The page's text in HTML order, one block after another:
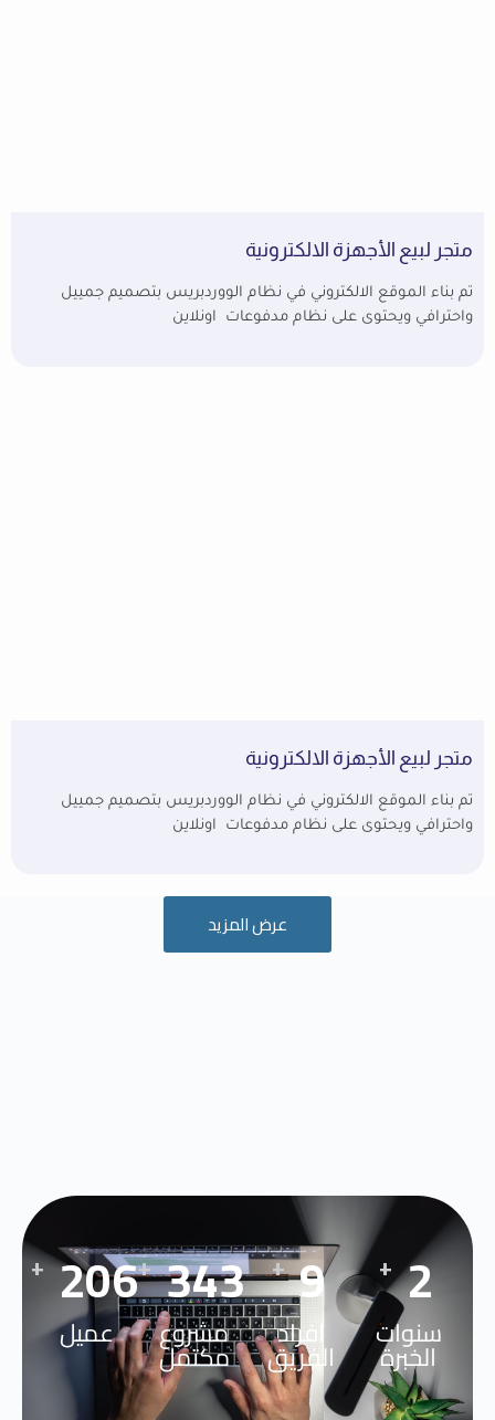
متجر لبيع الأجهزة الالكترونية
تم بناء الموقع الالكتروني في نظام الووردبريس بتصميم جمييل
واحترافي ويحتوى على نظام مدفوعات اونلاين
متجر لبيع الأجهزة الالكترونية
تم بناء الموقع الالكتروني في نظام الووردبريس بتصميم جمييل
واحترافي ويحتوى على نظام مدفوعات اونلاين
عرض المزيد
3
+
سنوات
الخبرة
12
+
افراد
الفريق
449
+
مشروع
مكتمل
269
+
عميل